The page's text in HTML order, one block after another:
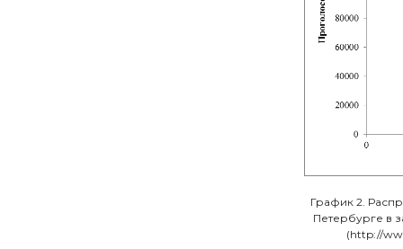
График 2.
Петербурге в
(http://